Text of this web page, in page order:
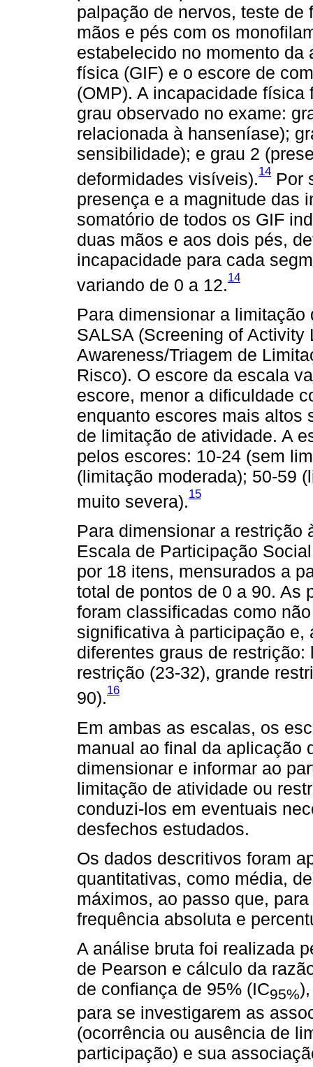
palpação de nervos, teste
mãos e pés com os
estabelecido no momento
física (GIF) e o escore de
(OMP). A incapacidade
grau observado no exame:
relacionada à hanseníase);
sensibilidade); e grau 2
deformidades visíveis).14 Por
presença e a magnitude das
somatório de todos os GIF
duas mãos e aos dois pés,
incapacidade para cada
variando de 0 a 12.14
Para dimensionar a
SALSA (Screening of Activity
Awareness/Triagem de
Risco). O escore da escala
escore, menor a dificuldade
enquanto escores mais altos
de limitação de atividade. A
pelos escores: 10-24 (sem
(limitação moderada); 50-59
muito severa).15
Para dimensionar a
Escala de Participação
por 18 itens, mensurados a
total de pontos de 0 a 90. As
foram classificadas como
significativa à participação e,
diferentes graus de
restrição (23-32), grande
90).16
Em ambas as escalas, os
manual ao final da aplicação
dimensionar e informar ao
limitação de atividade ou
conduzi-los em eventuais
desfechos estudados.
Os dados descritivos foram
quantitativas, como média,
máximos, ao passo que,
frequência absoluta e
A análise bruta foi realizada
de Pearson e cálculo da
de confiança de 95% (IC95%
para se investigarem as
(ocorrência ou ausência de
participação) e sua